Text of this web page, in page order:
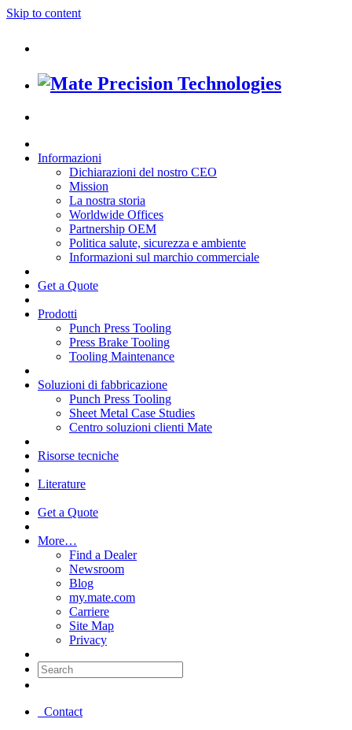
Skip to content
Informazioni
Dichiarazioni del nostro CEO
Mission
La nostra storia
Worldwide Offices
Partnership OEM
Politica salute, sicurezza e ambiente
Informazioni sul marchio commerciale
Get a Quote
Prodotti
Punch Press Tooling
Press Brake Tooling
Tooling Maintenance
Soluzioni di fabbricazione
Punch Press Tooling
Sheet Metal Case Studies
Centro soluzioni clienti Mate
Risorse tecniche
Literature
Get a Quote
More…
Find a Dealer
Newsroom
Blog
my.mate.com
Carriere
Site Map
Privacy
Search:
Contact